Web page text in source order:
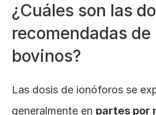
¿Cuáles son las
recomendadas
bovinos?
Las dosis de ionóforos se
generalmente en partes por